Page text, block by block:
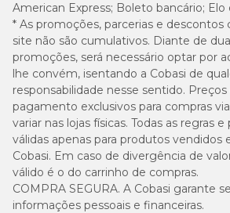
American Express; Boleto bancário; Elo
* As promoções, parcerias e descontos
site não são cumulativos. Diante de
promoções, será necessário optar por
lhe convém, isentando a Cobasi de
responsabilidade nesse sentido.
pagamento exclusivos para compras
variar nas lojas físicas. Todas as regras
válidas apenas para produtos vendidos
Cobasi. Em caso de divergência de
válido é o do carrinho de compras.
COMPRA SEGURA. A Cobasi garante
informações pessoais e financeiras.